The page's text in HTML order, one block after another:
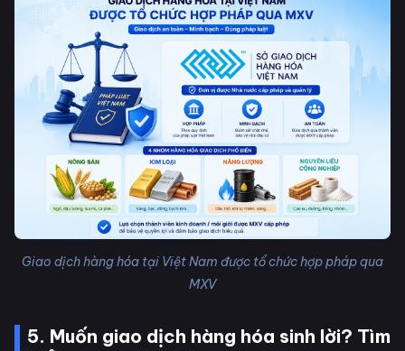
Giao dịch hàng hóa tại Việt Nam được tổ chức hợp pháp qua
MXV
5. Muốn giao dịch hàng hóa sinh lời? Tìm